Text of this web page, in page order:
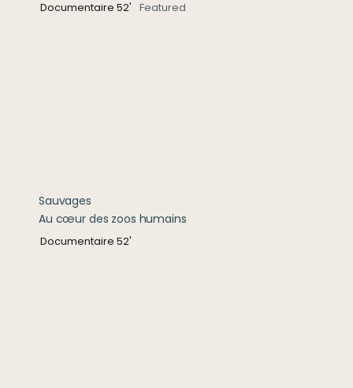
Documentaire 52' Featured
Sauvages
Au cœur des zoos humains
Documentaire 52'